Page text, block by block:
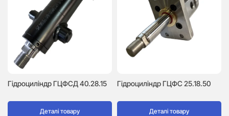
Гідроциліндр ГЦФСД 40.28.15
Деталі товару
Гідроциліндр ГЦФС 25.18.50
Деталі товару